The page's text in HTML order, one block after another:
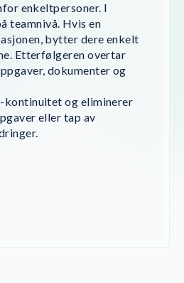
enkeltpersoner. I
teamnivå. Hvis en
bytter dere enkelt
Etterfølgeren overtar
dokumenter og
kontinuitet og eliminerer
eller tap av